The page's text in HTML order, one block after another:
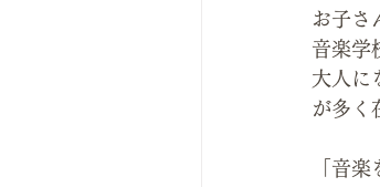
お子さ
音楽学
大人に
が多く
「音